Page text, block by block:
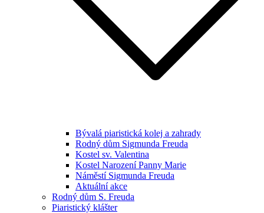
Bývalá piaristická kolej a zahrady
Rodný dům Sigmunda Freuda
Kostel sv. Valentina
Kostel Narození Panny Marie
Náměstí Sigmunda Freuda
Aktuální akce
Rodný dům S. Freuda
Piaristický klášter